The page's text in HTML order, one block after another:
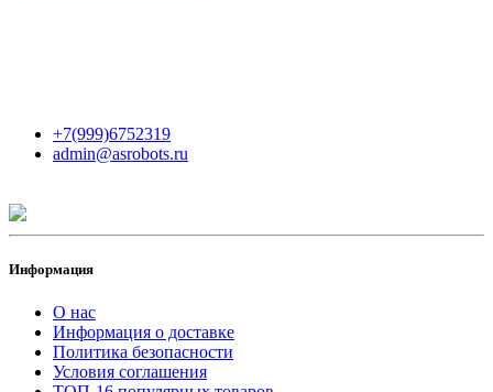
+7(999)6752319
admin@asrobots.ru
Информация
О нас
Информация о доставке
Политика безопасности
Условия соглашения